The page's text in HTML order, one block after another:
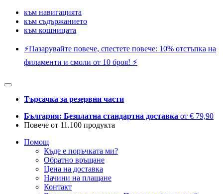
към навигацията
към съдържанието
към кошницата
⚡️Пазарувайте повече, спестете повече: 10% отстъпка на
филаменти и смоли от 10 броя! ⚡️
Търсачка за резервни части
България: Безплатна стандартна доставка от € 79,90
Повече от 11.100 продукта
Помощ
Къде е поръчката ми?
Обратно връщане
Цена на доставка
Начини на плащане
Контакт